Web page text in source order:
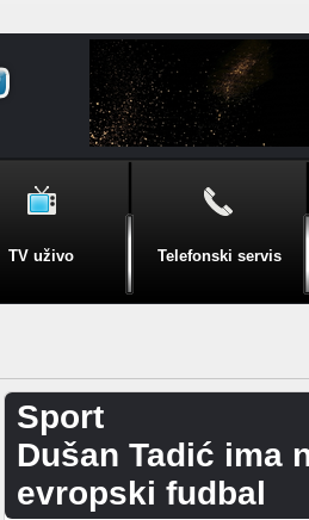
TV uživo Telefonski servis
Sport
Dušan Tadić ima
evropski fudbal